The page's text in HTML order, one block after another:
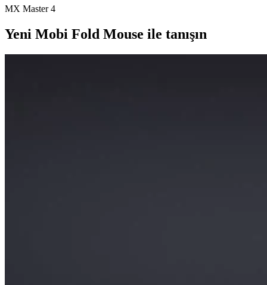
MX Master 4
Yeni Mobi Fold Mouse ile tanışın